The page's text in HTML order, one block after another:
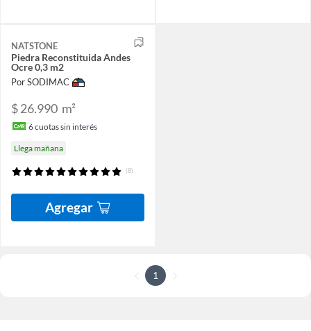
NATSTONE
Piedra Reconstituida Andes
Ocre 0,3 m2
Por SODIMAC
$ 26.990 m²
6cuotas sin interés
Llega mañana
(8)
Agregar
1